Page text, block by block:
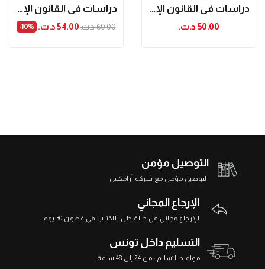
دراسات في القانون الإداري العدد 5
60.00 د.ت.‏ 54.00 د.ت.‏ ‎-10%
دراسات في القانون الإداري العدد 6
50.00 د.ت.‏
التوصيل مؤمن
التوصيل مؤمن مع شركة أرامكس
الإرجاع المجاني
الإرجاع مجاني في حالة خلل بالكتاب في غضون 30 يوم
التسليم داخل تونس
مواعيد التسليم : من 24 إلى 48 ساعة